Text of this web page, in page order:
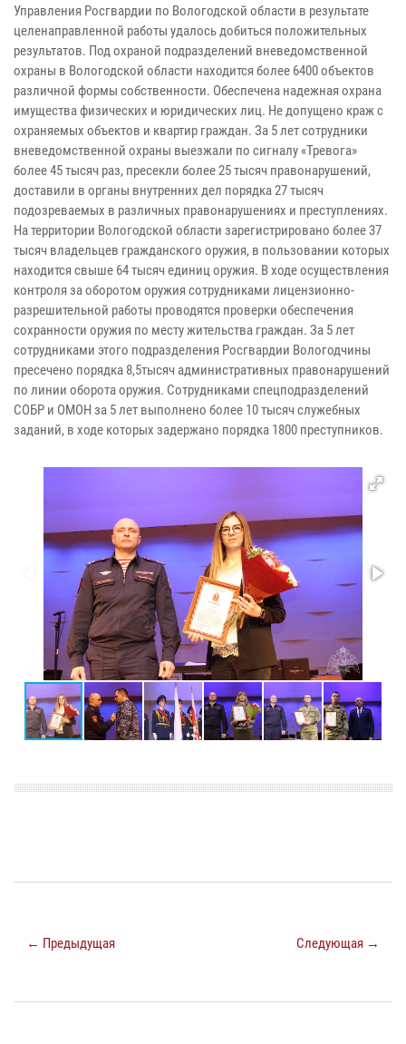
Управления Росгвардии по Вологодской области в результате
целенаправленной работы удалось добиться положительных
результатов. Под охраной подразделений вневедомственной
охраны в Вологодской области находится более 6400 объектов
различной формы собственности. Обеспечена надежная охрана
имущества физических и юридических лиц. Не допущено краж с
охраняемых объектов и квартир граждан. За 5 лет сотрудники
вневедомственной охраны выезжали по сигналу «Тревога»
более 45 тысяч раз, пресекли более 25 тысяч правонарушений,
доставили в органы внутренних дел порядка 27 тысяч
подозреваемых в различных правонарушениях и преступлениях.
На территории Вологодской области зарегистрировано более 37
тысяч владельцев гражданского оружия, в пользовании которых
находится свыше 64 тысяч единиц оружия. В ходе осуществления
контроля за оборотом оружия сотрудниками лицензионно-
разрешительной работы проводятся проверки обеспечения
сохранности оружия по месту жительства граждан. За 5 лет
сотрудниками этого подразделения Росгвардии Вологодчины
пресечено порядка 8,5тысяч административных правонарушений
по линии оборота оружия. Сотрудниками спецподразделений
СОБР и ОМОН за 5 лет выполнено более 10 тысяч служебных
заданий, в ходе которых задержано порядка 1800 преступников.
← Предыдущая Следующая →